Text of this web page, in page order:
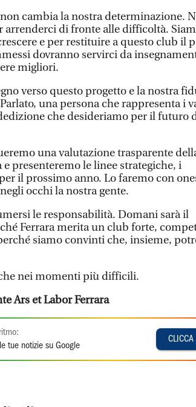
cambia la nostra determinazione.
arrenderci di fronte alle difficoltà.
e per restituire a questo club il
dovranno servirci da
migliori.
verso questo progetto e la nostra
una persona che rappresenta i
che desideriamo per il futuro
una valutazione trasparente
presenteremo le linee strategiche, i
il prossimo anno. Lo faremo con
occhi la nostra gente.
le responsabilità. Domani sarà il
Ferrara merita un club forte,
siamo convinti che, insieme,
nei momenti più difficili.
Ars et Labor Ferrara
tue notizie su Google
CLICCA